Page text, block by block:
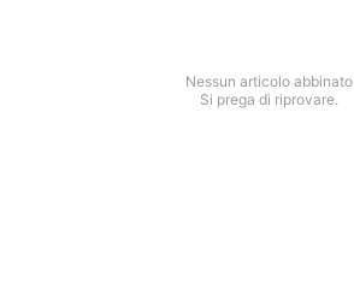
Nessun articolo abbinato
Si prega di riprovare.